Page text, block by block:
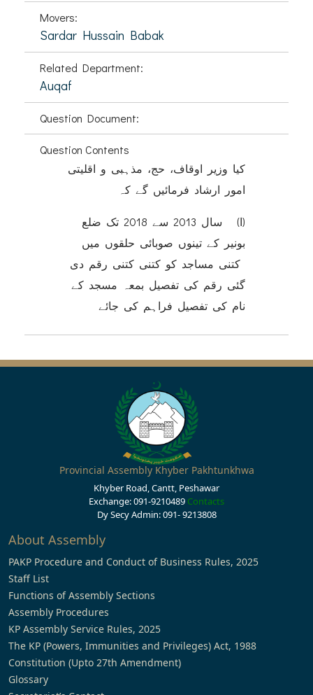
Movers:
Sardar Hussain Babak
Related Department:
Auqaf
Question Document:
Question Contents
کیا وزیر اوقاف، حج، مذہبی و اقلیتی
امور ارشاد فرمائیں گے کہ
(ا) سال 2013 سے 2018 تک ضلع
بونیر کے تینوں صوبائی حلقوں میں
کتنی مساجد کو کتنی کتنی رقم دی
گئی رقم کی تفصیل بمعہ مسجد کے
نام کی تفصیل فراہم کی جائے
Provincial Assembly Khyber Pakhtunkhwa
Khyber Road, Cantt, Peshawar
Exchange: 091-9210489 Contacts
Dy Secy Admin: 091- 9213808
About Assembly
PAKP Procedure and Conduct of Business Rules, 2025
Staff List
Functions of Assembly Sections
Assembly Procedures
KP Assembly Service Rules, 2025
The KP (Powers, Immunities and Privileges) Act, 1988
Constitution (Upto 27th Amendment)
Glossary